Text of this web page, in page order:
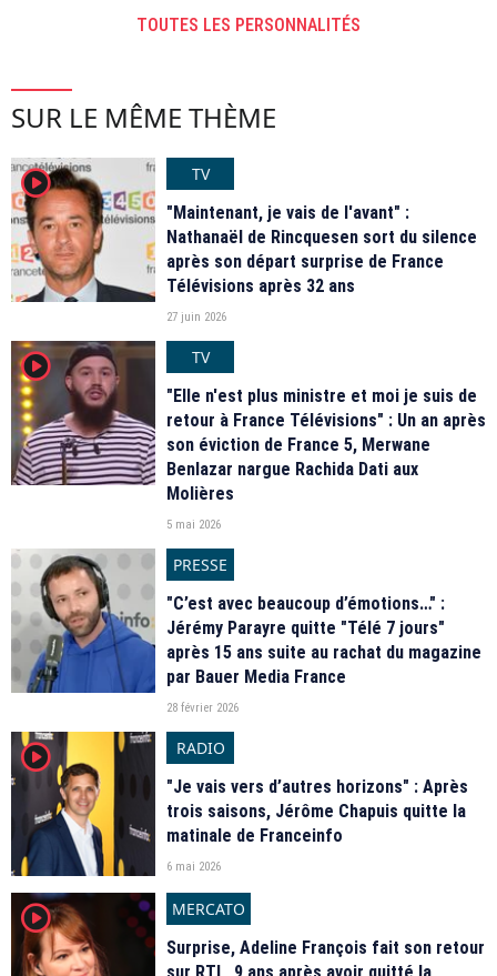
TOUTES LES PERSONNALITÉS
SUR LE MÊME THÈME
player2
TV
"Maintenant, je vais de l'avant" :
Nathanaël de Rincquesen sort du silence
après son départ surprise de France
Télévisions après 32 ans
27 juin 2026
player2
TV
"Elle n'est plus ministre et moi je suis de
retour à France Télévisions" : Un an après
son éviction de France 5, Merwane
Benlazar nargue Rachida Dati aux
Molières
5 mai 2026
PRESSE
"C’est avec beaucoup d’émotions…" :
Jérémy Parayre quitte "Télé 7 jours"
après 15 ans suite au rachat du magazine
par Bauer Media France
28 février 2026
player2
RADIO
"Je vais vers d’autres horizons" : Après
trois saisons, Jérôme Chapuis quitte la
matinale de Franceinfo
6 mai 2026
player2
MERCATO
Surprise, Adeline François fait son retour
sur RTL, 9 ans après avoir quitté la